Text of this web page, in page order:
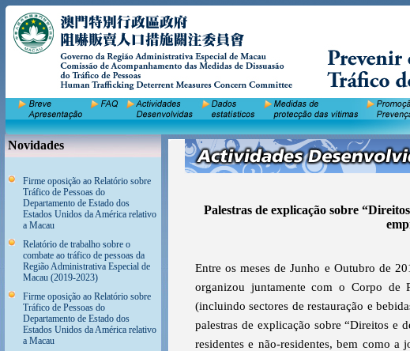
Novidades
Firme oposição ao Relatório sobre
Tráfico de Pessoas do
Departamento de Estado dos
Estados Unidos da América relativo
a Macau
Relatório de trabalho sobre o
combate ao tráfico de pessoas da
Região Administrativa Especial de
Macau (2019-2023)
Firme oposição ao Relatório sobre
Tráfico de Pessoas do
Departamento de Estado dos
Estados Unidos da América relativo
a Macau
Palestras de explicação sobre
Entre os meses de Junho e Outubro de
organizou juntamente com o Corpo de
(incluindo sectores de restauração e
palestras de explicação sobre “Direitos e
residentes e não-residentes, bem como